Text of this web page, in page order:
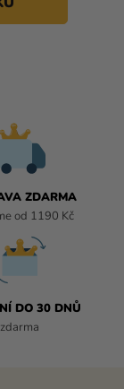
ZDARMA
od 1190 Kč
DO 30 DNŮ
zdarma